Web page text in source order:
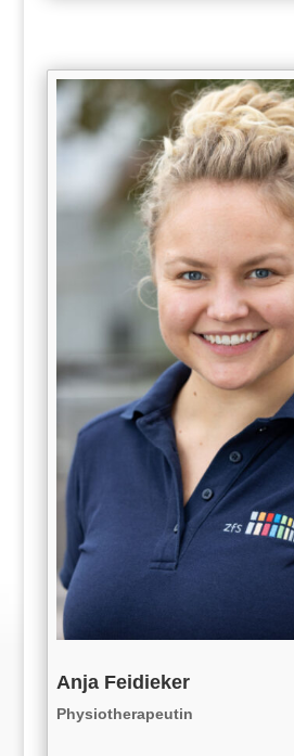
Anja Feidieker
Physiotherapeutin